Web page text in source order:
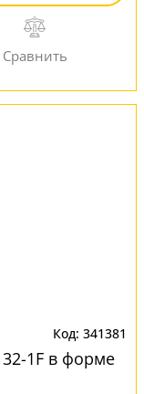
341381
1F в форме